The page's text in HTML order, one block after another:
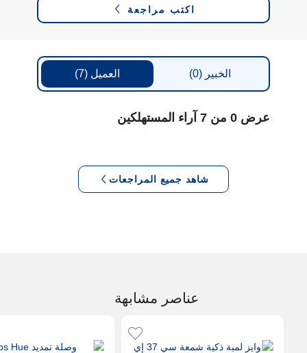
اكتب مراجعة
العميل (7) الخبير(0)
عرض 0 من 7 آراء المستهلكين
شاهد جميع المراجعات
عناصر مشابهة